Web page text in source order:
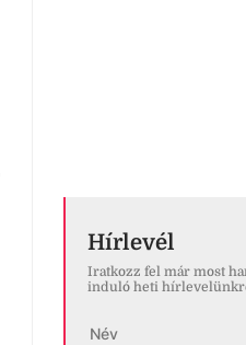
Hírlevél
Iratkozz fel már most
induló heti